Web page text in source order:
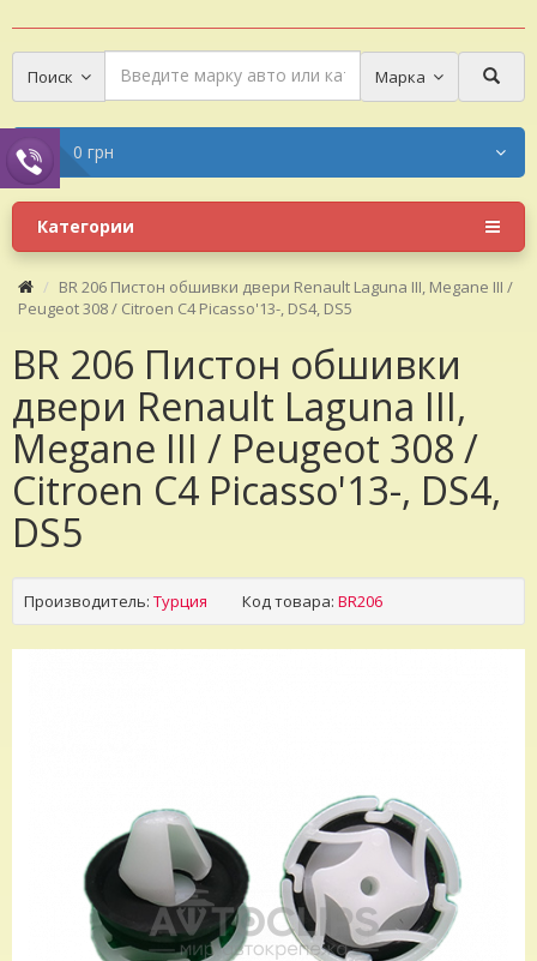
Поиск Марка
0 грн
Категории
BR 206 Пистон обшивки двери Renault Laguna III, Megane III /
Peugeot 308 / Citroen C4 Picasso'13-, DS4, DS5
BR 206 Пистон обшивки
двери Renault Laguna III,
Megane III / Peugeot 308 /
Citroen C4 Picasso'13-, DS4,
DS5
Производитель: Турция Код товара: BR206